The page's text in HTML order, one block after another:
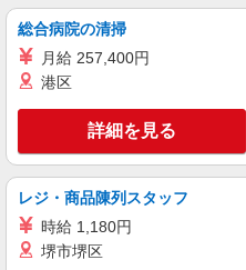
紹介予定派遣
株式会社シエロ
人気機種に
月給
る） ※残業手
1500円〜 ★交
+゜・。○。・
万円支給(規定有) お友達を紹介頂くと, イン
ィブ支給(規
熊本県熊
派遣社員
総合病院の清掃
月給 257,400円
港区
詳細を見る
レジ・商品陳列スタッフ
時給 1,180円
堺市堺区